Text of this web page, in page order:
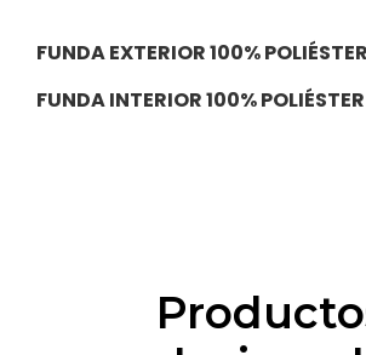
FUNDA EXTERIOR 100% POLIÉSTER
FUNDA INTERIOR 100%